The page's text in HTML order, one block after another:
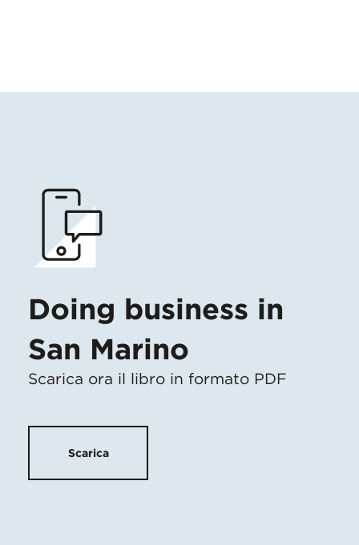
Doing business in
San Marino
Scarica ora il libro in formato PDF
Scarica